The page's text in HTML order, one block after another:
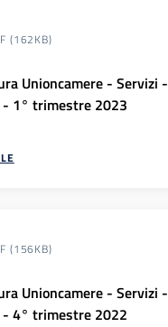
(162KB)
Unioncamere - Servizi -
- 1° trimestre 2023
(156KB)
Unioncamere - Servizi -
- 4° trimestre 2022